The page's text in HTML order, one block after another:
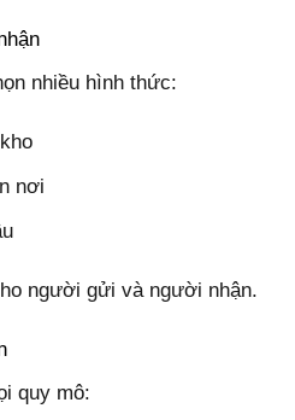
nhiều hình thức:
nơi
người gửi và người nhận.
quy mô: